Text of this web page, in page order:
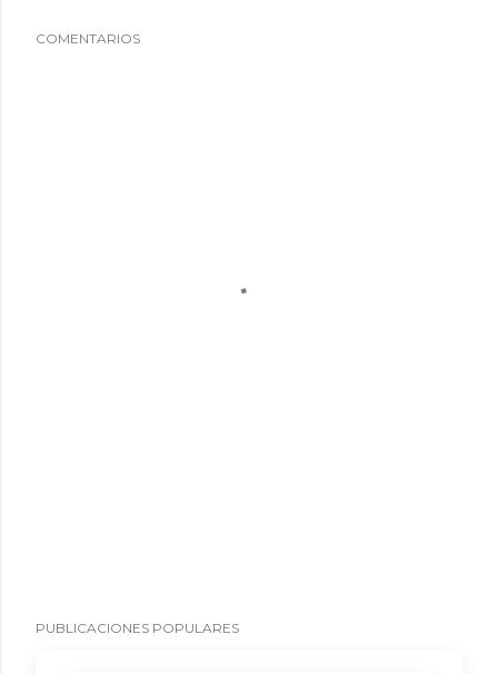
COMENTARIOS
PUBLICACIONES POPULARES